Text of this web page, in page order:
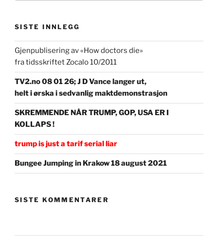
SISTE INNLEGG
Gjenpublisering av «How doctors die»
fra tidsskriftet Zocalo 10/2011
TV2.no 08 01 26; J D Vance langer ut,
helt i ørska i sedvanlig maktdemonstrasjon
SKREMMENDE NÅR TRUMP, GOP, USA ER I
KOLLAPS !
trump is just a tarif serial liar
Bungee Jumping in Krakow 18 august 2021
SISTE KOMMENTARER